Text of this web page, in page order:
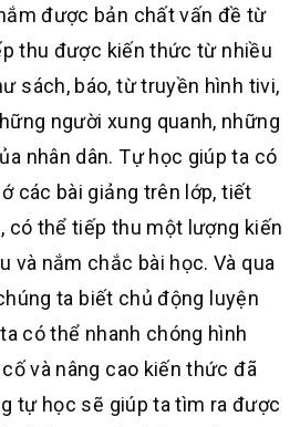
được bản chất vấn đề từ
thu được kiến thức từ nhiều
sách, báo, từ truyền hình tivi,
người xung quanh, những
nhân dân. Tự học giúp ta có
các bài giảng trên lớp, tiết
có thể tiếp thu một lượng kiến
và nắm chắc bài học. Và qua
ta biết chủ động luyện
có thể nhanh chóng hình
và nâng cao kiến thức đã
tự học sẽ giúp ta tìm ra được